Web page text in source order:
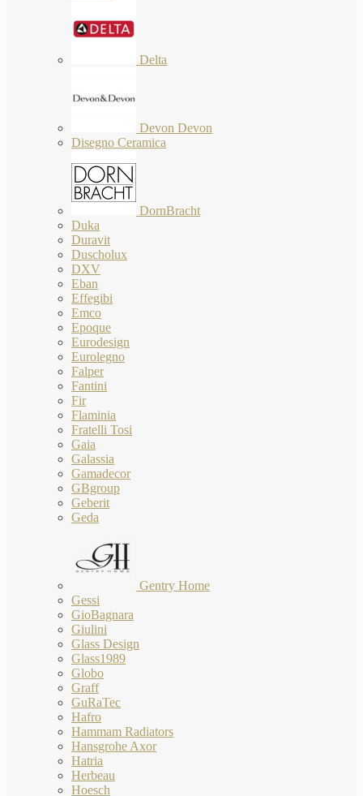
Delta
Devon Devon
Disegno Ceramica
DornBracht
Duka
Duravit
Duscholux
DXV
Eban
Effegibi
Emco
Epoque
Eurodesign
Eurolegno
Falper
Fantini
Fir
Flaminia
Fratelli Tosi
Gaia
Galassia
Gamadecor
GBgroup
Geberit
Geda
Gentry Home
Gessi
GioBagnara
Giulini
Glass Design
Glass1989
Globo
Graff
GuRaTec
Hafro
Hammam Radiators
Hansgrohe Axor
Hatria
Herbeau
Hoesch